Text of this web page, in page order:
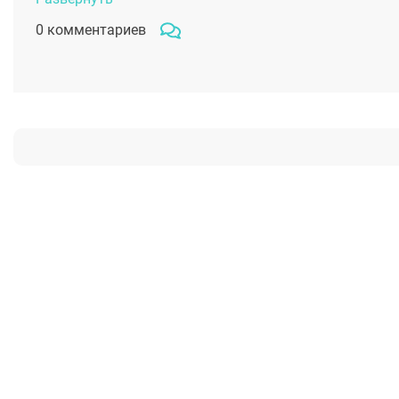
ей все понравилось в клинике ЂЂЂ хирург приятный
0 комментариев